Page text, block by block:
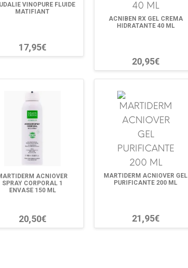
VINOPURE FLUIDE
MATIFIANT
17,95€
ACNIBEN RX GEL CREMA
HIDRATANTE 40 ML
20,95€
ACNIOVER
SPRAY CORPORAL 1
ENVASE 150 ML
20,50€
MARTIDERM ACNIOVER GEL
PURIFICANTE 200 ML
21,95€